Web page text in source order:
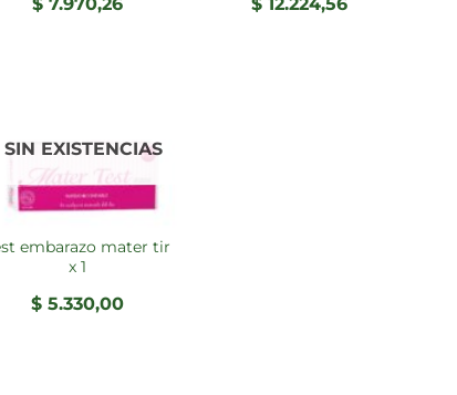
SIN EXISTENCIAS
x 1
$ 5.330,00